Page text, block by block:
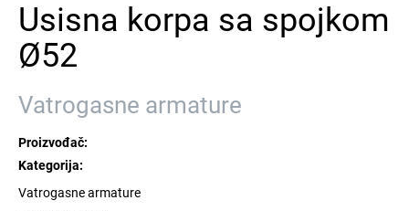
Usisna korpa sa spojkom
Ø52
Vatrogasne armature
Proizvođač:
Kategorija:
Vatrogasne armature